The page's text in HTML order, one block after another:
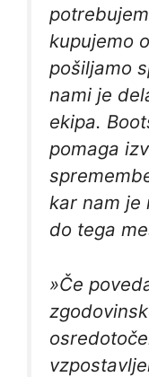
kupujemo
pošiljamo
nami je
ekipa.
pomaga
kar nam je
do tega
»Če